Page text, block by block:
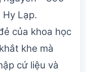
Lạp.
của khoa học
khe mà
cứ liệu và